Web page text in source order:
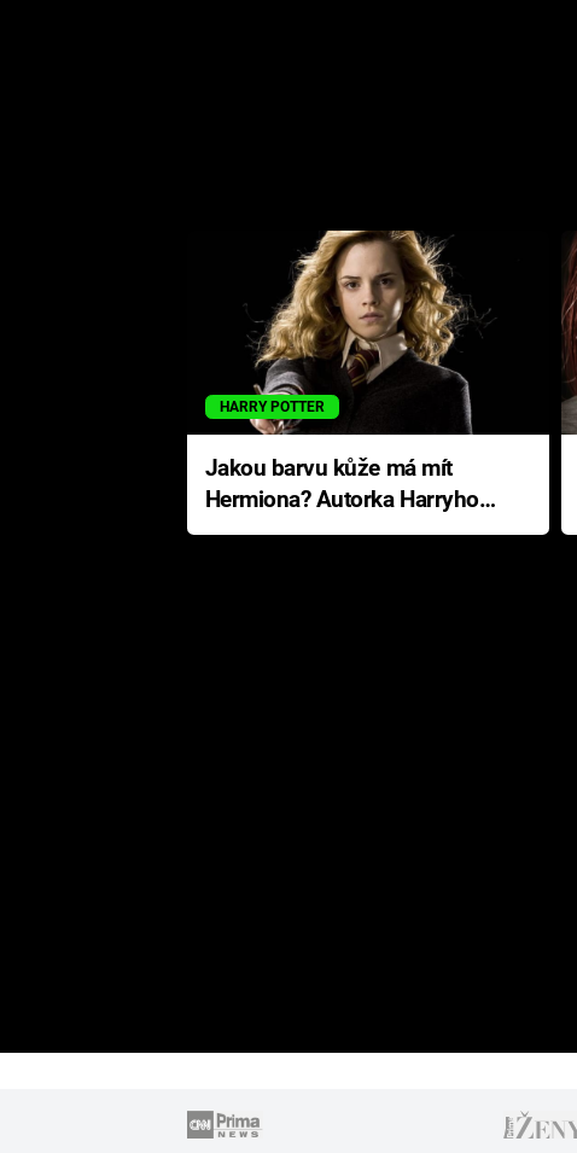
HARRY POTTER
Jakou barvu kůže má mít
Hermiona? Autorka Harryho
Pottera přišla s ráznou